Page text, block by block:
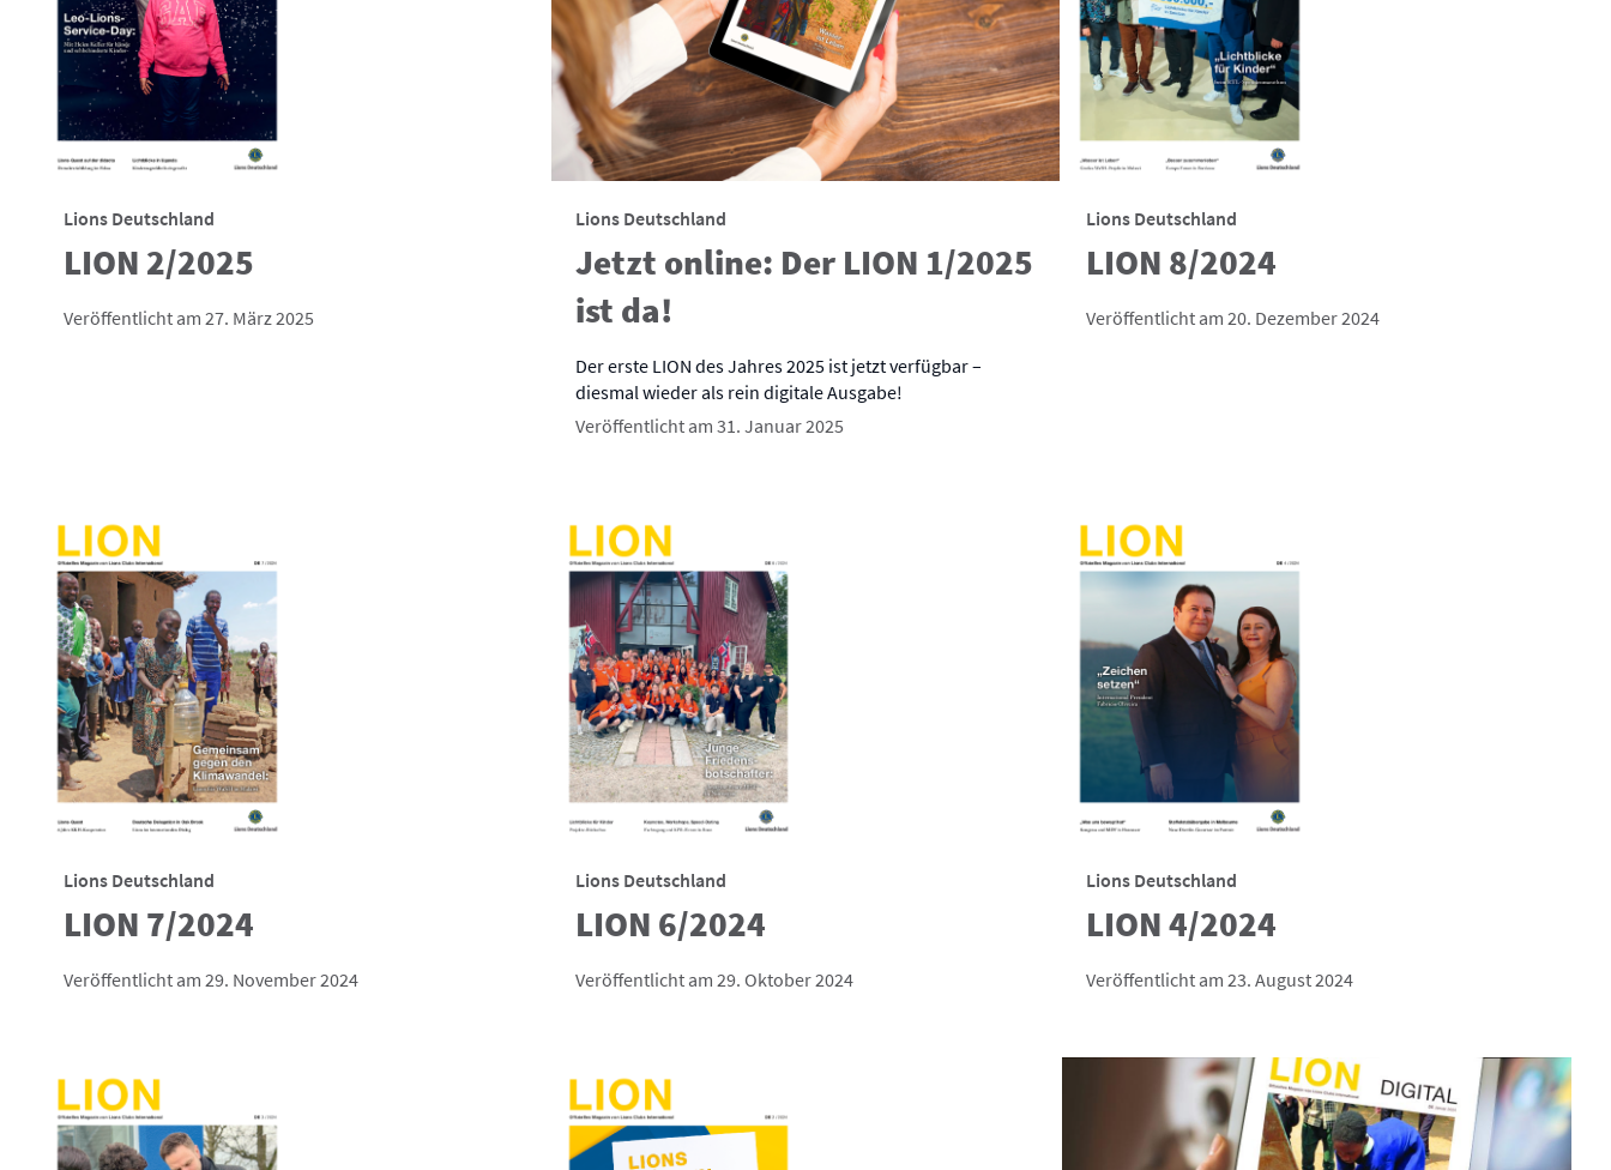
Lions Deutschland
LION 2/2025
Veröffentlicht am 27. März 2025
Lions Deutschland
Jetzt online: Der LION 1/2025
ist da!
Der erste LION des Jahres 2025 ist jetzt verfügbar –
diesmal wieder als rein digitale Ausgabe!
Veröffentlicht am 31. Januar 2025
Lions Deutschland
LION 8/2024
Veröffentlicht am 20. Dezember 2024
Lions Deutschland
LION 7/2024
Veröffentlicht am 29. November 2024
Lions Deutschland
LION 6/2024
Veröffentlicht am 29. Oktober 2024
Lions Deutschland
LION 4/2024
Veröffentlicht am 23. August 2024